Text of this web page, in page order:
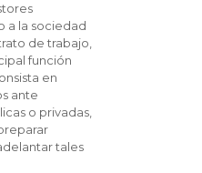
a la sociedad
de trabajo,
función
en
ante
o privadas,
tales